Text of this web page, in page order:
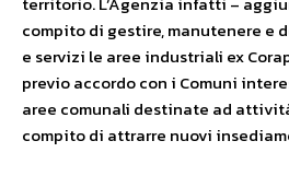
compito di gestire, manutenere e
e servizi le aree industriali ex
previo accordo con i Comuni
aree comunali destinate ad
compito di attrarre nuovi